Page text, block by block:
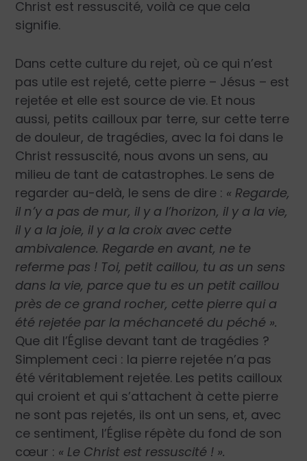
Christ est ressuscité, voilà ce que cela
signifie.
Dans cette culture du rejet, où ce qui n’est
pas utile est rejeté, cette pierre – Jésus – est
rejetée et elle est source de vie. Et nous
aussi, petits cailloux par terre, sur cette terre
de douleur, de tragédies, avec la foi dans le
Christ ressuscité, nous avons un sens, au
milieu de tant de catastrophes. Le sens de
regarder au-delà, le sens de dire : « Regarde,
il n’y a pas de mur, il y a l’horizon, il y a la vie,
il y a la joie, il y a la croix avec cette
ambivalence. Regarde en avant, ne te
referme pas ! Toi, petit caillou, tu as un sens
dans la vie, parce que tu es un petit caillou
près de ce grand rocher, cette pierre qui a
été rejetée par la méchanceté du péché ».
Que dit l’Église devant tant de tragédies ?
Simplement ceci : la pierre rejetée n’a pas
été véritablement rejetée. Les petits cailloux
qui croient et qui s’attachent à cette pierre
ne sont pas rejetés, ils ont un sens, et, avec
ce sentiment, l’Église répète du fond de son
cœur : « Le Christ est ressuscité ! ».